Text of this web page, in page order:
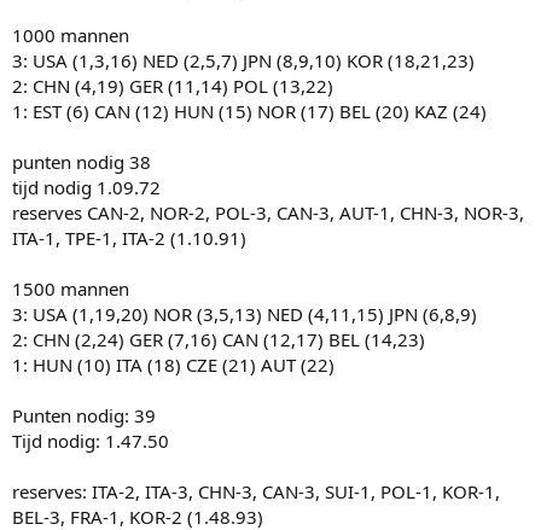
1000 mannen
3: USA (1,3,16) NED (2,5,7) JPN (8,9,10) KOR (18,21,23)
2: CHN (4,19) GER (11,14) POL (13,22)
1: EST (6) CAN (12) HUN (15) NOR (17) BEL (20) KAZ (24)
punten nodig 38
tijd nodig 1.09.72
reserves CAN-2, NOR-2, POL-3, CAN-3, AUT-1, CHN-3, NOR-3,
ITA-1, TPE-1, ITA-2 (1.10.91)
1500 mannen
3: USA (1,19,20) NOR (3,5,13) NED (4,11,15) JPN (6,8,9)
2: CHN (2,24) GER (7,16) CAN (12,17) BEL (14,23)
1: HUN (10) ITA (18) CZE (21) AUT (22)
Punten nodig: 39
Tijd nodig: 1.47.50
reserves: ITA-2, ITA-3, CHN-3, CAN-3, SUI-1, POL-1, KOR-1,
BEL-3, FRA-1, KOR-2 (1.48.93)